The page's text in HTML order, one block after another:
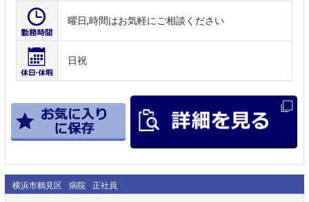
曜日,時間はお気軽にご相談ください
日祝
横浜市鶴見区 病院 正社員